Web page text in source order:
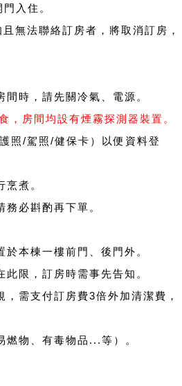
入住。
無法聯絡訂房者，將取消訂房，
時，請先關冷氣、電源。
，房間均設有煙霧探測器裝置。
照/駕照/健保卡）以便資料登
煮。
務必斟酌再下單。
本棟一樓前門、後門外。
限，訂房時需事先告知。
，需支付訂房費3倍外加清潔費，
物、有毒物品...等）。